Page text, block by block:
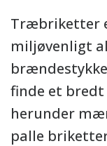
Træbriketter
miljøvenligt
finde et
herunder
palle